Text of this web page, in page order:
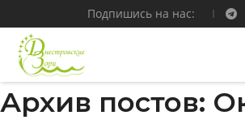
Подпишись на нас:
Архив постов: